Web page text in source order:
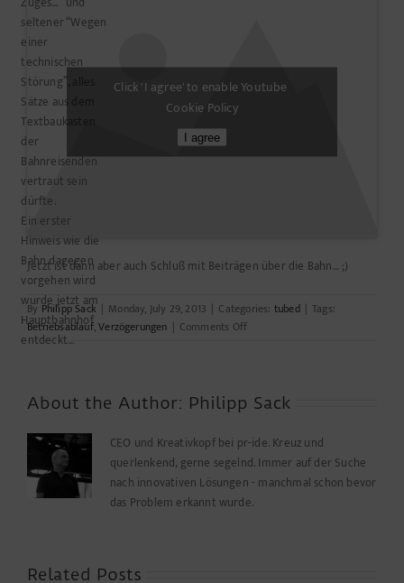
seltener “Wegen
einer
technischen
Störung”, alles
Sätze aus dem
Textbaukasten
der
Bahnreisenden
vertraut sein
dürfte.
Ein erster
Hinweis wie die
Bahn dagegen
vorgehen wird
wurde jetzt am
Hauptbahnhof
entdeckt…
Click 'I agree' to enable Youtube
Cookie Policy
I agree
Jetzt ist dann aber auch Schluß mit Beiträgen über die Bahn… ;)
By Philipp Sack | Monday, July 29, 2013 | Categories: tubed | Tags:
Betriebsablauf,Verzögerungen | Comments Offon
Verspätungen
About the Author: Philipp Sack
CEO und Kreativkopf bei pr-ide. Kreuz und
querlenkend, gerne segelnd. Immer auf der Suche
nach innovativen Lösungen - manchmal schon bevor
das Problem erkannt wurde.
Related Posts